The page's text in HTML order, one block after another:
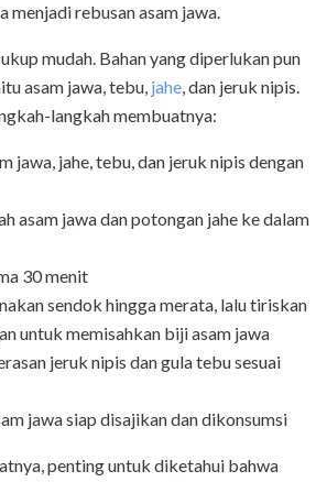
menjadi rebusan asam jawa.
mudah. Bahan yang diperlukan pun
asam jawa, tebu, jahe, dan jeruk nipis.
langkah membuatnya:
jawa, jahe, tebu, dan jeruk nipis dengan
asam jawa dan potongan jahe ke dalam
30 menit
sendok hingga merata, lalu tiriskan
untuk memisahkan biji asam jawa
jeruk nipis dan gula tebu sesuai
jawa siap disajikan dan dikonsumsi
penting untuk diketahui bahwa